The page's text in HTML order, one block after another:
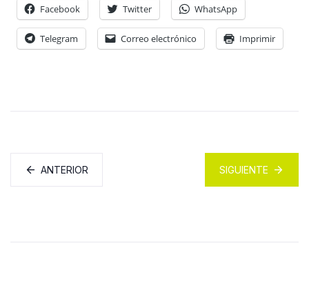
Facebook Twitter WhatsApp
Telegram Correo electrónico Imprimir
ANTERIOR SIGUIENTE